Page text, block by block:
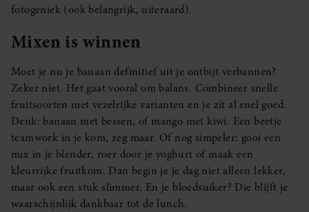
fotogeniek (ook belangrijk, uiteraard).
Mixen is winnen
Moet je nu je banaan definitief uit je ontbijt verbannen?
Zeker niet. Het gaat vooral om balans. Combineer snelle
fruitsoorten met vezelrijke varianten en je zit al snel goed.
Denk: banaan met bessen, of mango met kiwi. Een beetje
teamwork in je kom, zeg maar. Of nog simpeler: gooi een
mix in je blender, roer door je yoghurt of maak een
kleurrijke fruitkom. Dan begin je je dag niet alleen lekker,
maar ook een stuk slimmer. En je bloedsuiker? Die blijft je
waarschijnlijk dankbaar tot de lunch.